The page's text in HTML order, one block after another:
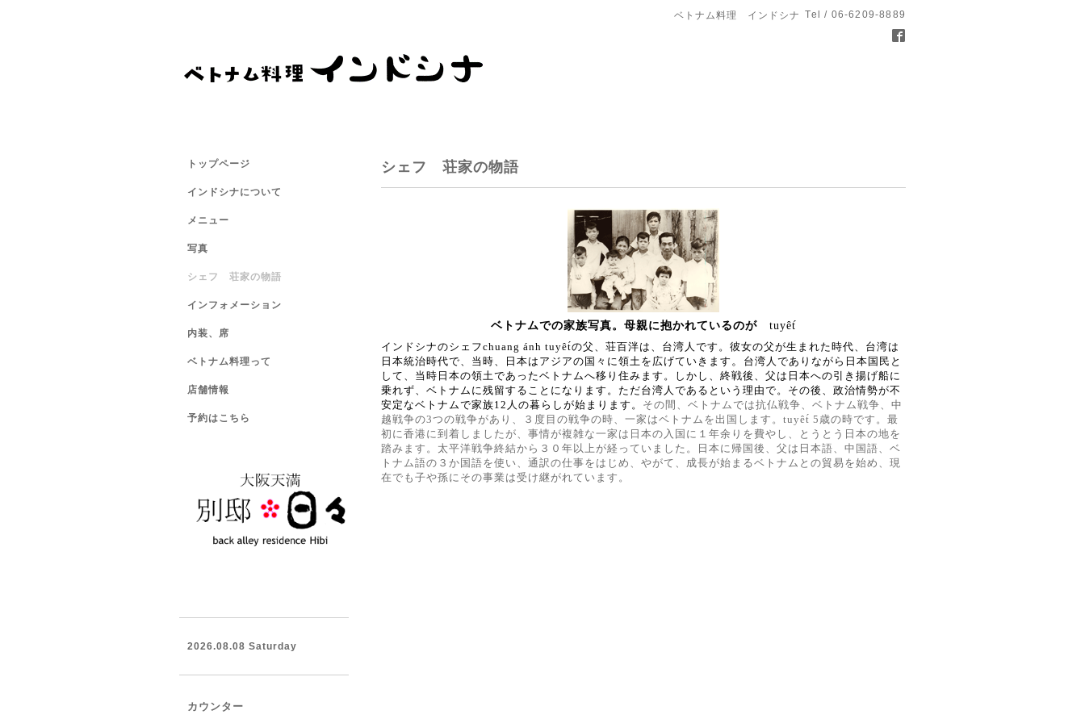
ベトナム料理 インドシナ Tel / 06-6209-8889
シェフ 荘家の物語
ベトナムでの家族写真。母親に抱かれているのが tuyêt́
インドシナのシェフchuang ánh tuyêt́の父、荘百泮は、台湾人です。彼女の父が生まれた時代、台湾は
日本統治時代で、当時、日本はアジアの国々に領土を広げていきます 。 台湾人でありながら日本国民と
して、当時日本の領土であったベトナムへ移り住みます。しかし、終戦後、父は日本への引き揚げ船に
乗れず、ベトナムに残留することになります。ただ台湾人であるという理由で。その後、政治情勢が不
安定なベトナムで家族12 人の暮らしが始まります。 その間、ベトナムでは抗仏戦争、ベトナム戦争、中
越戦争の3つの戦争があり、３度目の戦争の時、一家はベトナムを出国します。 tuyêt́ 5 歳の時です。最
初に香港に到着しましたが、事情が複雑な一家は日本の入国に１年余りを費やし、とうとう日本の地を
踏みます。太平洋戦争終結から３０年以上が経っていました。日本に帰国後、父は日本語、中国語、ベ
トナム語の３か国語を使い、通訳の仕事をはじめ、やがて、成長が始まるベトナムとの貿易を始め、現
在でも子や孫にその事業は受け継がれています。
トップページ
インドシナについて
メニュー
写真
シェフ 荘家の物語
インフォメーション
内装、席
ベトナム料理って
店舗情報
予約はこちら
2026.08.08 Saturday
カウンター